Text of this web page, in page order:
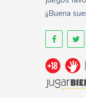
¡¡Buena